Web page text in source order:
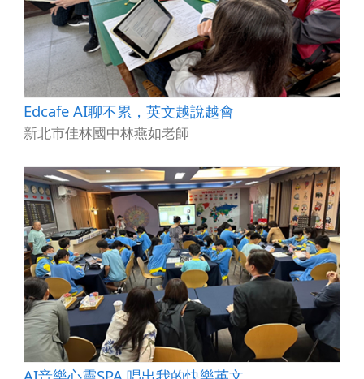
Edcafe AI聊不累，英文越說越會
新北市佳林國中林燕如老師